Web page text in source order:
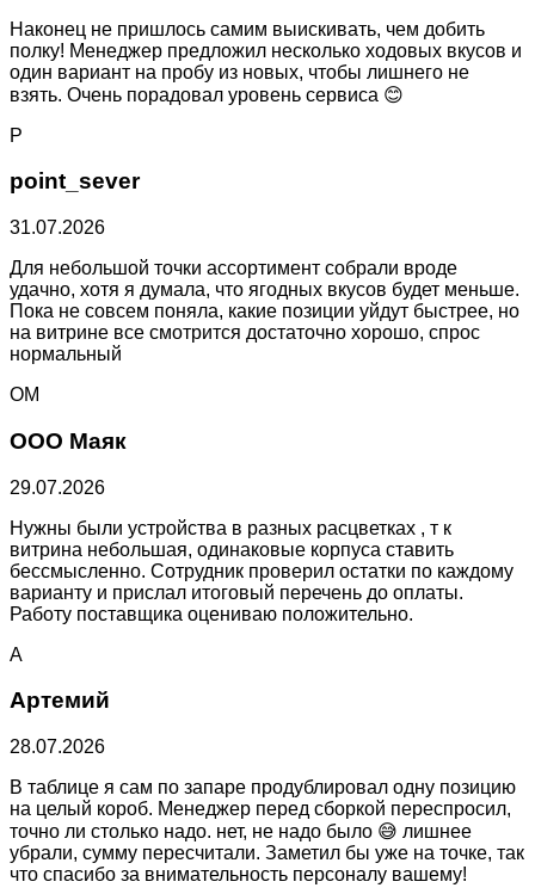
Наконец не пришлось самим выискивать, чем добить
полку! Менеджер предложил несколько ходовых вкусов и
один вариант на пробу из новых, чтобы лишнего не
взять. Очень порадовал уровень сервиса 😊
P
point_sever
31.07.2026
Для небольшой точки ассортимент собрали вроде
удачно, хотя я думала, что ягодных вкусов будет меньше.
Пока не совсем поняла, какие позиции уйдут быстрее, но
на витрине все смотрится достаточно хорошо, спрос
нормальный
ОМ
ООО Маяк
29.07.2026
Нужны были устройства в разных расцветках , т к
витрина небольшая, одинаковые корпуса ставить
бессмысленно. Сотрудник проверил остатки по каждому
варианту и прислал итоговый перечень до оплаты.
Работу поставщика оцениваю положительно.
А
Артемий
28.07.2026
В таблице я сам по запаре продублировал одну позицию
на целый короб. Менеджер перед сборкой переспросил,
точно ли столько надо. нет, не надо было 😅 лишнее
убрали, сумму пересчитали. Заметил бы уже на точке, так
что спасибо за внимательность персоналу вашему!